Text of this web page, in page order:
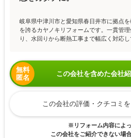
岐阜県中津川市と愛知県春日井市に拠点
を誇るカヤノキリフォームです。一貫管
り、水回りから断熱工事まで幅広く対応し
無料
匿名
この会社を含めた会社
この会社の評価・クチコミ
※リフォーム内容によっ
この会社をご紹介できない場